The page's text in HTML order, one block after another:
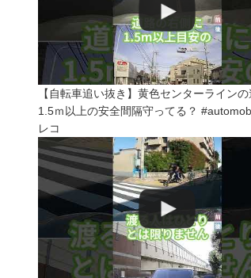
【自転車追い抜き】黄色センターライン
1.5ｍ以上の安全間隔守ってる？
レコ